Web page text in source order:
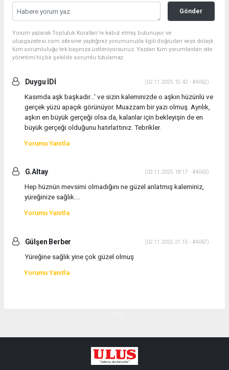
Gönder
Yorum yazarak Topluluk Kuralları’nı kabul etmiş bulunuyor ve
ulusgazetesi.com sitesine yaptığınız yorumunuzla ilgili doğrudan veya dolaylı
tüm sorumluluğu tek başınıza üstleniyorsunuz. Yazılan tüm yorumlardan site
yönetimi hiçbir şekilde sorumlu tutulamaz.
Duygu İDİ (02.11.2025 15:42 - #4062)
Kasımda aşk başkadır...' ve sizin kaleminizde o aşkın hüzünlü ve
gerçek yüzü apaçık görünüyor. Muazzam bir yazı olmuş. Ayrılık,
aşkın en büyük gerçeği olsa da, kalanlar için bekleyişin de en
büyük gerçeği olduğunu hatırlattınız. Tebrikler.
Yorumu Yanıtla
G.Altay (02.11.2025 18:17 - #4063)
Hep hüznün mevsimi olmadığını ne güzel anlatmış kaleminiz,
yüreğinize sağlık....
Yorumu Yanıtla
Gülşen Berber (02.11.2025 21:15 - #4067)
Yüreğine sağlık yine çok güzel olmuş
Yorumu Yanıtla